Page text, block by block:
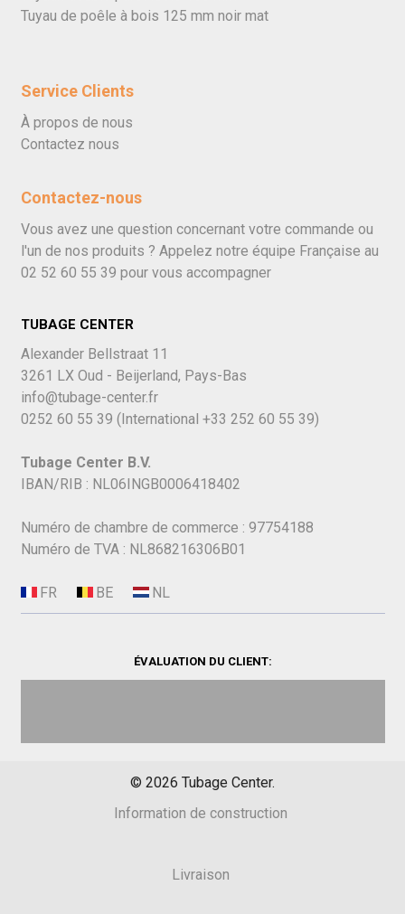
Tuyau de poêle à bois 125 mm noir mat
Service Clients
À propos de nous
Contactez nous
Contactez-nous
Vous avez une question concernant votre commande ou
l'un de nos produits ? Appelez notre équipe Française au
02 52 60 55 39 pour vous accompagner
TUBAGE CENTER
Alexander Bellstraat 11
3261 LX Oud - Beijerland, Pays-Bas
info@tubage-center.fr
0252 60 55 39 (International +33 252 60 55 39)
Tubage Center B.V.
IBAN/RIB : NL06INGB0006418402
Numéro de chambre de commerce : 97754188
Numéro de TVA : NL868216306B01
ÉVALUATION DU CLIENT:
© 2026 Tubage Center.
Information de construction
Livraison